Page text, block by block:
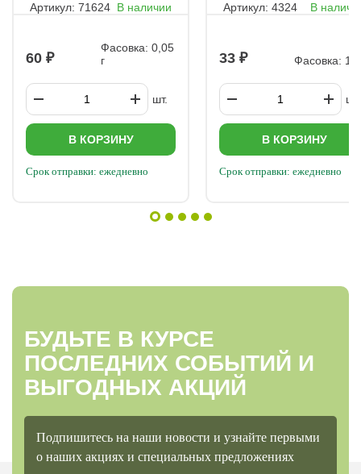
Артикул: 71624 В наличии
60
Фасовка: 0,05
г
шт.
В КОРЗИНУ
Срок отправки: ежедневно
Пурпурный
Артикул: 4324 В
33 Фасовка: 1
шт.
В КОРЗИНУ
Срок отправки: ежедневно
БУДЬТЕ В КУРСЕ
ПОСЛЕДНИХ СОБЫТИЙ И
ВЫГОДНЫХ АКЦИЙ
Подпишитесь на наши новости и узнайте первыми
о наших акциях и специальных предложениях